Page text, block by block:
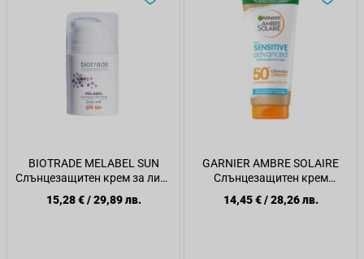
BIOTRADE MELABEL SUN
Слънцезащитен крем за лице
15,28 €/29,89 лв.
GARNIER AMBRE SOLAIRE
Слънцезащитен крем
175 мл
14,45 €/28,26 лв.